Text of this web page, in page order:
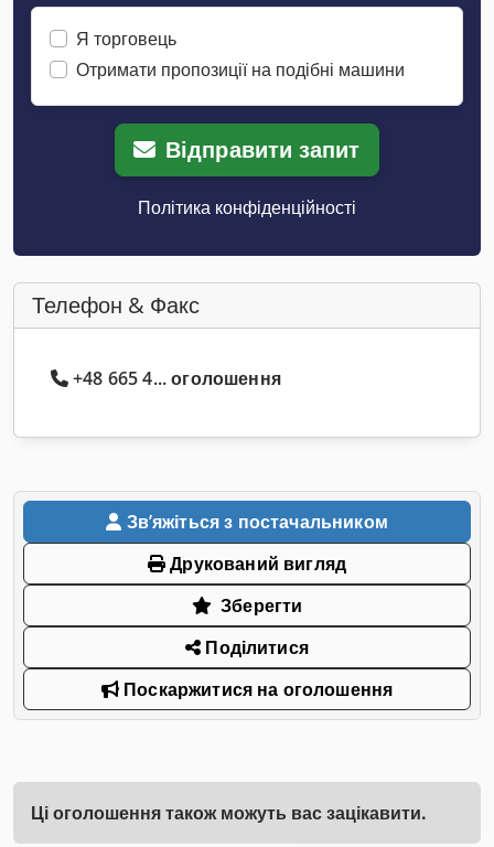
Я торговець
Отримати пропозиції на подібні машини
Відправити запит
Політика конфіденційності
Телефон & Факс
+48 665 4... оголошення
Звʼяжіться з постачальником
Друкований вигляд
Зберегти
Поділитися
Поскаржитися на оголошення
Ці оголошення також можуть вас зацікавити.